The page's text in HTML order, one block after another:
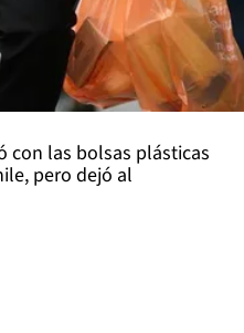
con las bolsas plásticas
pero dejó al